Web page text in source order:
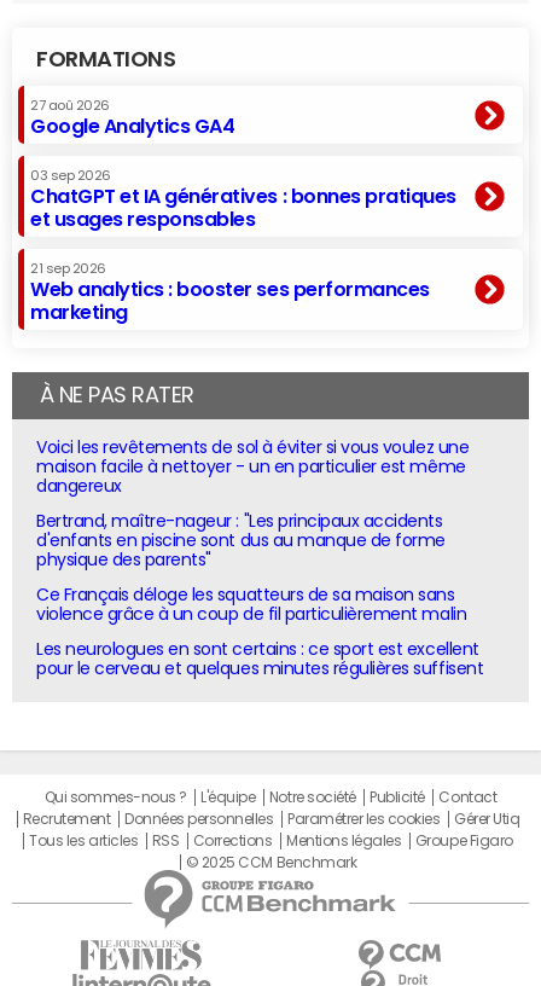
FORMATIONS
27 aoû 2026
Google Analytics GA4
03 sep 2026
ChatGPT et IA génératives : bonnes pratiques
et usages responsables
21 sep 2026
Web analytics : booster ses performances
marketing
À NE PAS RATER
Voici les revêtements de sol à éviter si vous voulez une
maison facile à nettoyer - un en particulier est même
dangereux
Bertrand, maître-nageur : "Les principaux accidents
d'enfants en piscine sont dus au manque de forme
physique des parents"
Ce Français déloge les squatteurs de sa maison sans
violence grâce à un coup de fil particulièrement malin
Les neurologues en sont certains : ce sport est excellent
pour le cerveau et quelques minutes régulières suffisent
Qui sommes-nous ? L'équipe Notre société Publicité
Contact
Recrutement
Données personnelles Paramétrer les cookies
Gérer Utiq
Tous les articles
RSS Corrections Mentions légales
Groupe Figaro
© 2025 CCM Benchmark